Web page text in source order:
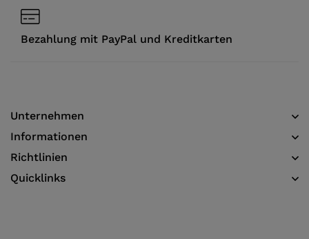
Bezahlung mit PayPal und Kreditkarten
Unternehmen
Informationen​
Richtlinien
Quicklinks